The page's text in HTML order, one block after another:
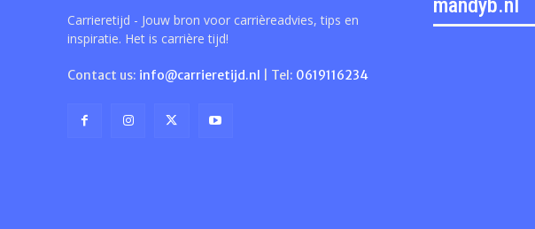
Carrieretijd - Jouw bron voor carrièreadvies, tips en
inspiratie. Het is carrière tijd!
Contact us: info@carrieretijd.nl | Tel: 0619116234
mandyb.nl